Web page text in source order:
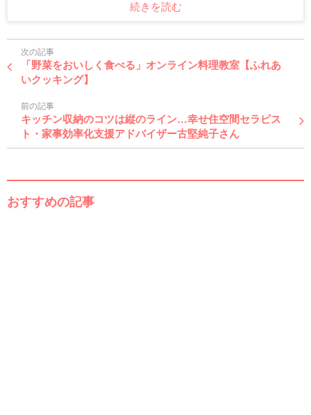
続きを読む
次の記事
「野菜をおいしく食べる」オンライン料理教室【ふれあ
いクッキング】
前の記事
キッチン収納のコツは縦のライン…幸せ住空間セラピス
ト・家事効率化支援アドバイザー古堅純子さん
おすすめの記事